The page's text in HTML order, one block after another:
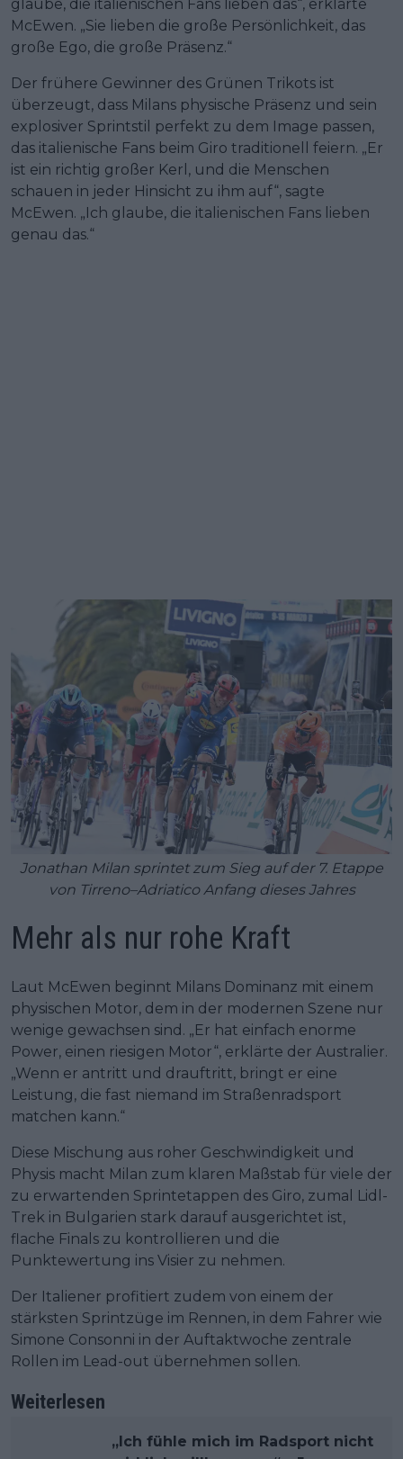
glaube, die italienischen Fans lieben das“, erklärte
McEwen. „Sie lieben die große Persönlichkeit, das
große Ego, die große Präsenz.“
Der frühere Gewinner des Grünen Trikots ist
überzeugt, dass Milans physische Präsenz und sein
explosiver Sprintstil perfekt zu dem Image passen,
das italienische Fans beim Giro traditionell feiern. „Er
ist ein richtig großer Kerl, und die Menschen
schauen in jeder Hinsicht zu ihm auf“, sagte
McEwen. „Ich glaube, die italienischen Fans lieben
genau das.“
Jonathan Milan sprintet zum Sieg auf der 7. Etappe
von Tirreno–Adriatico Anfang dieses Jahres
Mehr als nur rohe Kraft
Laut McEwen beginnt Milans Dominanz mit einem
physischen Motor, dem in der modernen Szene nur
wenige gewachsen sind. „Er hat einfach enorme
Power, einen riesigen Motor“, erklärte der Australier.
„Wenn er antritt und drauftritt, bringt er eine
Leistung, die fast niemand im Straßenradsport
matchen kann.“
Diese Mischung aus roher Geschwindigkeit und
Physis macht Milan zum klaren Maßstab für viele der
zu erwartenden Sprintetappen des Giro, zumal Lidl-
Trek in Bulgarien stark darauf ausgerichtet ist,
flache Finals zu kontrollieren und die
Punktewertung ins Visier zu nehmen.
Der Italiener profitiert zudem von einem der
stärksten Sprintzüge im Rennen, in dem Fahrer wie
Simone Consonni in der Auftaktwoche zentrale
Rollen im Lead-out übernehmen sollen.
Weiterlesen
„Ich fühle mich im Radsport nicht